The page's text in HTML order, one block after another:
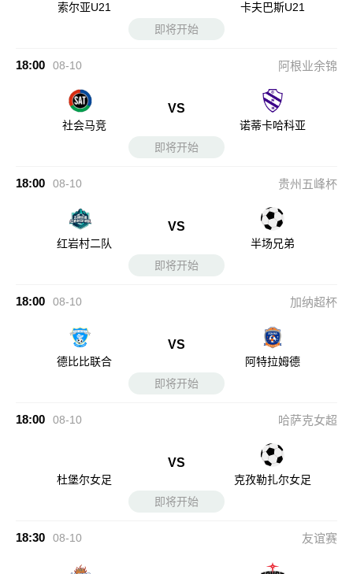
索尔亚U21
卡夫巴斯U21
即将开始
18:00 08-10 阿根业余锦
社会马竞
VS
诺蒂卡哈科亚
即将开始
18:00 08-10 贵州五峰杯
红岩村二队
VS
半场兄弟
即将开始
18:00 08-10 加纳超杯
德比比联合
VS
阿特拉姆德
即将开始
18:00 08-10 哈萨克女超
杜堡尔女足
VS
克孜勒扎尔女足
即将开始
18:30 08-10 友谊赛